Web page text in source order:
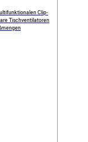
Clip-
Tischventilatoren